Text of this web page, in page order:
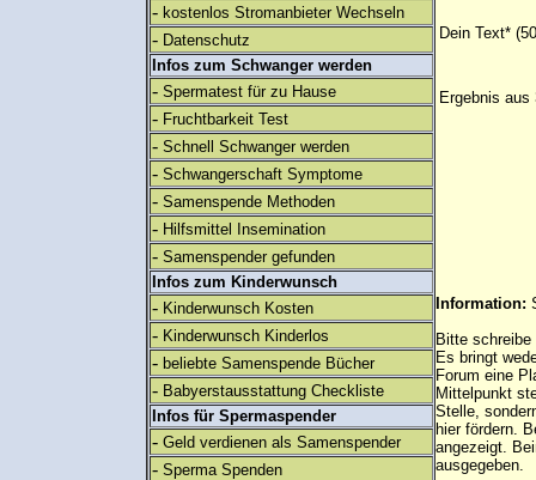
- kostenlos Stromanbieter Wechseln
- Datenschutz
Infos zum Schwanger werden
- Spermatest für zu Hause
- Fruchtbarkeit Test
- Schnell Schwanger werden
- Schwangerschaft Symptome
- Samenspende Methoden
- Hilfsmittel Insemination
- Samenspender gefunden
Infos zum Kinderwunsch
- Kinderwunsch Kosten
- Kinderwunsch Kinderlos
- beliebte Samenspende Bücher
- Babyerstausstattung Checkliste
Infos für Spermaspender
- Geld verdienen als Samenspender
- Sperma Spenden
Dein Text*
Ergebnis aus
Information:
Bitte
Es bringt
Forum eine
Mittelpunkt
Stelle,
hier fördern.
angezeigt.
ausgegeben.